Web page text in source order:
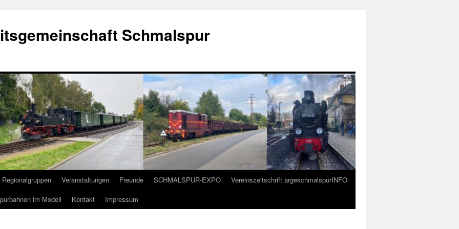
Schmalspur
Regionalgruppen Veranstaltungen Freunde SCHMALSPUR-EXPO
Vereinszeitschrift argeschmalspurINFO
im Modell Kontakt Impressum